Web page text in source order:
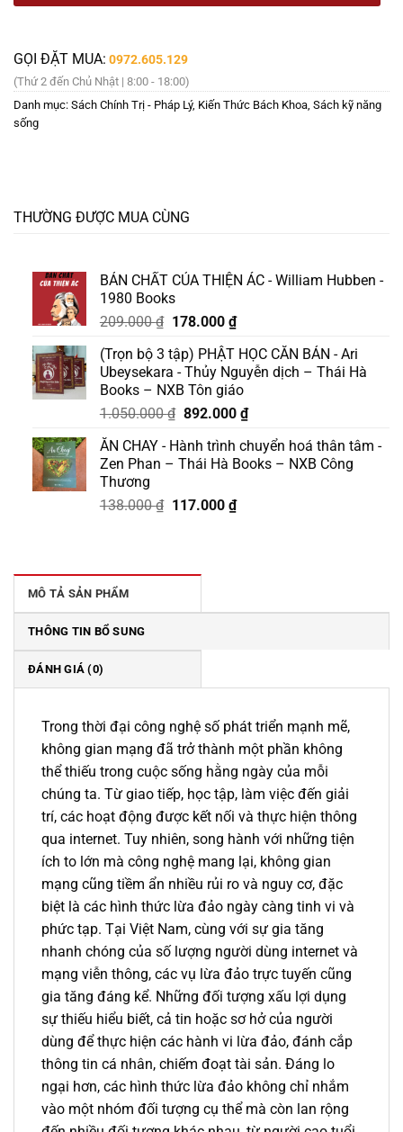
GỌI ĐẶT MUA: 0972.605.129
(Thứ 2 đến Chủ Nhật | 8:00 - 18:00)
Danh mục: Sách Chính Trị - Pháp Lý, Kiến Thức Bách Khoa, Sách kỹ năng
sống
THƯỜNG ĐƯỢC MUA CÙNG
BẢN CHẤT CỦA THIỆN ÁC - William Hubben -
1980 Books
209.000₫ Giá
là:
209.000 ₫.
178.000 ₫Giá
tại
là:
178.000 ₫.
(Trọn bộ 3 tập) PHẬT HỌC CĂN BẢN - Ari
Ubeysekara - Thủy Nguyễn dịch – Thái Hà
Books – NXB Tôn giáo
1.050.000₫ Giá
là:
1.050.000 ₫.
892.000 ₫Giá
tại
là:
ĂN CHAY - Hành trình chuyển hoá thân tâm -
Zen Phan – Thái Hà Books – NXB Công
Thương
138.000₫ Giá
117.000 ₫Giá
MÔ TẢ SẢN PHẨM
THÔNG TIN BỔ SUNG
ĐÁNH GIÁ (0)
Trong thời đại công nghệ số phát triển mạnh mẽ,
không gian mạng đã trở thành một phần không
thể thiếu trong cuộc sống hằng ngày của mỗi
chúng ta. Từ giao tiếp, học tập, làm việc đến giải
trí, các hoạt động được kết nối và thực hiện thông
qua internet. Tuy nhiên, song hành với những tiện
ích to lớn mà công nghệ mang lại, không gian
mạng cũng tiềm ẩn nhiều rủi ro và nguy cơ, đặc
biệt là các hình thức lừa đảo ngày càng tinh vi và
phức tạp. Tại Việt Nam, cùng với sự gia tăng
nhanh chóng của số lượng người dùng internet và
mạng viễn thông, các vụ lừa đảo trực tuyến cũng
gia tăng đáng kể. Những đối tượng xấu lợi dụng
sự thiếu hiểu biết, cả tin hoặc sơ hở của người
dùng để thực hiện các hành vi lừa đảo, đánh cắp
thông tin cá nhân, chiếm đoạt tài sản. Đáng lo
ngại hơn, các hình thức lừa đảo không chỉ nhắm
vào một nhóm đối tượng cụ thể mà còn lan rộng